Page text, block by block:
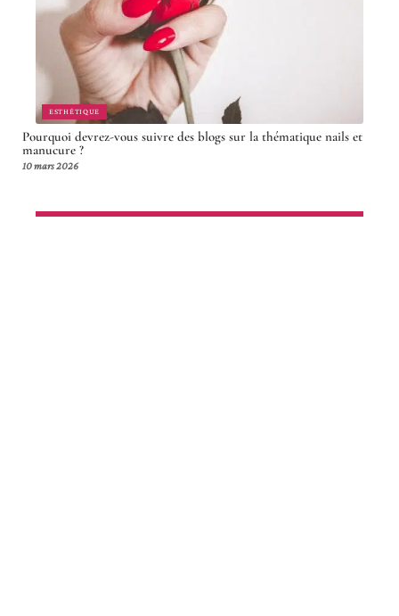
ESTHÉTIQUE
Pourquoi devrez-vous suivre des blogs sur la thématique nails et
manucure ?
10 mars 2026